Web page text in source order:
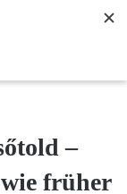
–
früher